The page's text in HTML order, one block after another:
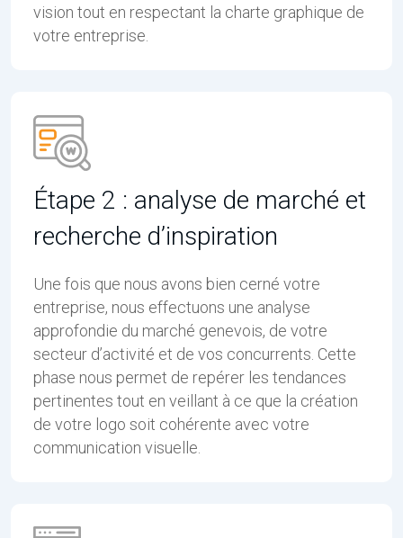
vision tout en respectant la charte graphique de
votre entreprise.
Étape 2 : analyse de marché et
recherche d’inspiration
Une fois que nous avons bien cerné votre
entreprise, nous effectuons une analyse
approfondie du marché genevois, de votre
secteur d’activité et de vos concurrents. Cette
phase nous permet de repérer les tendances
pertinentes tout en veillant à ce que la création
de votre logo soit cohérente avec votre
communication visuelle.